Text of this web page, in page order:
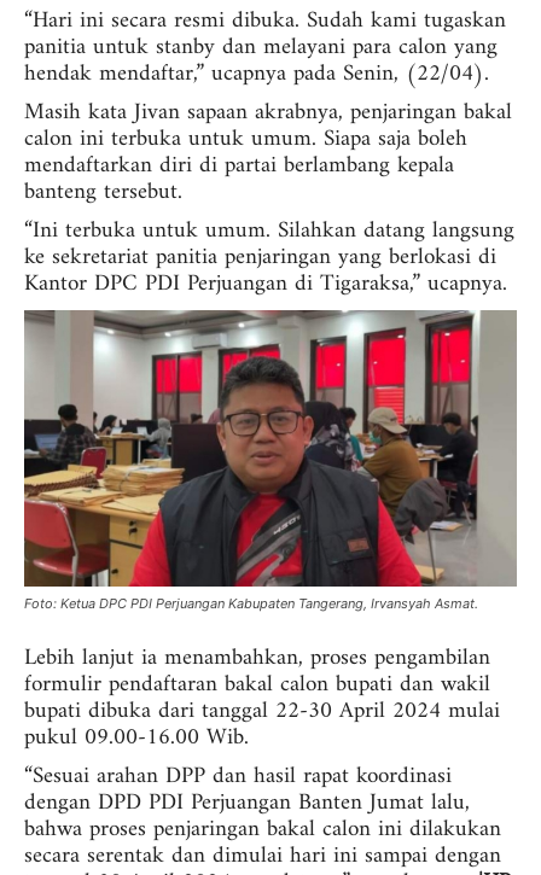
“Hari ini secara resmi dibuka. Sudah kami tugaskan
panitia untuk stanby dan melayani para calon yang
hendak mendaftar,” ucapnya pada Senin, (22/04).
Masih kata Jivan sapaan akrabnya, penjaringan bakal
calon ini terbuka untuk umum. Siapa saja boleh
mendaftarkan diri di partai berlambang kepala
banteng tersebut.
“Ini terbuka untuk umum. Silahkan datang langsung
ke sekretariat panitia penjaringan yang berlokasi di
Kantor DPC PDI Perjuangan di Tigaraksa,” ucapnya.
Foto: Ketua DPC PDI Perjuangan Kabupaten Tangerang, Irvansyah Asmat.
Lebih lanjut ia menambahkan, proses pengambilan
formulir pendaftaran bakal calon bupati dan wakil
bupati dibuka dari tanggal 22-30 April 2024 mulai
pukul 09.00-16.00 Wib.
“Sesuai arahan DPP dan hasil rapat koordinasi
dengan DPD PDI Perjuangan Banten Jumat lalu,
bahwa proses penjaringan bakal calon ini dilakukan
secara serentak dan dimulai hari ini sampai dengan